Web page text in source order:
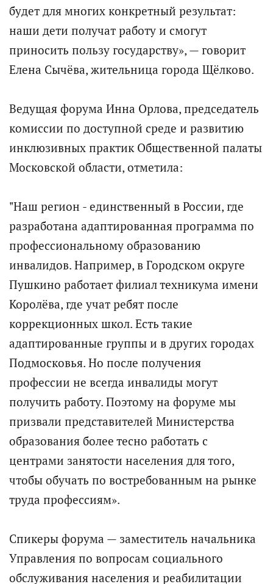
будет для многих конкретный результат:
наши дети получат работу и смогут
приносить пользу государству», — говорит
Елена Сычёва, жительница города Щёлково.
Ведущая форума Инна Орлова, председатель
комиссии по доступной среде и развитию
инклюзивных практик Общественной палаты
Московской области, отметила:
"Наш регион - единственный в России, где
разработана адаптированная программа по
профессиональному образованию
инвалидов. Например, в Городском округе
Пушкино работает филиал техникума имени
Королёва, где учат ребят после
коррекционных школ. Есть такие
адаптированные группы и в других городах
Подмосковья. Но после получения
профессии не всегда инвалиды могут
получить работу. Поэтому на форуме мы
призвали представителей Министерства
образования более тесно работать с
центрами занятости населения для того,
чтобы обучать по востребованным на рынке
труда профессиям».
Спикеры форума — заместитель начальника
Управления по вопросам социального
обслуживания населения и реабилитации